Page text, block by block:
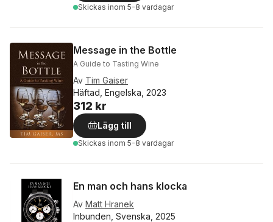
Skickas inom 5-8 vardagar
Message in the Bottle
A Guide to Tasting Wine
Av Tim Gaiser
Häftad, Engelska, 2023
312 kr
Lägg till
Skickas inom 5-8 vardagar
En man och hans klocka
Av Matt Hranek
Inbunden, Svenska, 2025